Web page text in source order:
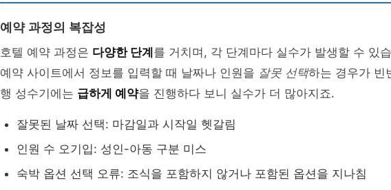
예약 과정의 복잡성
호텔 예약 과정은 다양한 단계 를 거치며, 각 단계마다 실수가 발생할 수 있
예약 사이트에서 정보를 입력할 때 날짜나 인원을 잘못 선택하는 경우가 빈
행 성수기에는 급하게 예약을 진행하다 보니 실수가 더 많아지죠.
잘못된 날짜 선택: 마감일과 시작일 헷갈림
인원 수 오기입: 성인-아동 구분 미스
숙박 옵션 선택 오류: 조식을 포함하지 않거나 포함된 옵션을 지나침